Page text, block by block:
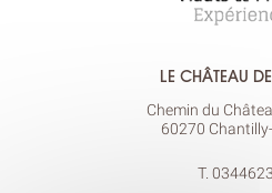
LE CHÂTEAU
Chemin du
60270
T.